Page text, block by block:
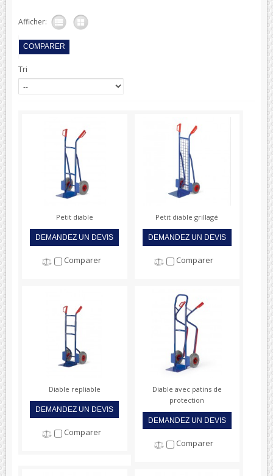
Afficher:
Tri
Petit diable
DEMANDEZ UN DEVIS
Comparer
Petit diable grillagé
DEMANDEZ UN DEVIS
Comparer
Diable repliable
DEMANDEZ UN DEVIS
Comparer
Diable avec patins de
protection
DEMANDEZ UN DEVIS
Comparer